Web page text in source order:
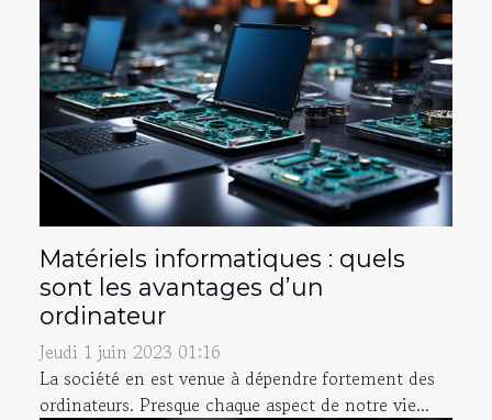
Matériels informatiques : quels
sont les avantages d’un
ordinateur
Jeudi 1 juin 2023 01:16
La société en est venue à dépendre fortement des
ordinateurs. Presque chaque aspect de notre vie...